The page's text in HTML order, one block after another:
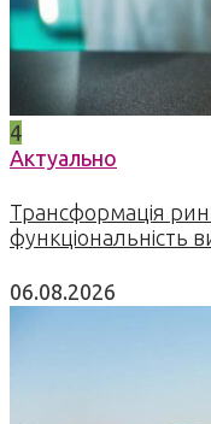
4
Актуально
Трансформація
функціональність
06.08.2026